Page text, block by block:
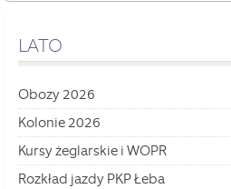
LATO
Obozy 2026
Kolonie 2026
Kursy żeglarskie i WOPR
Rozkład jazdy PKP Łeba